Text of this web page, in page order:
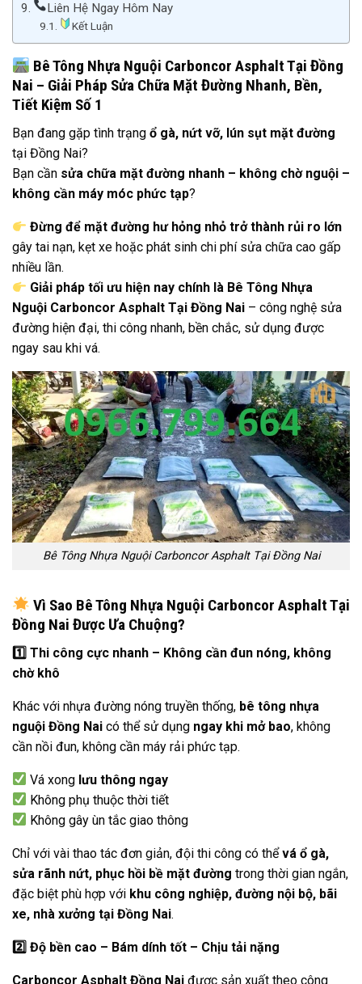
Liên Hệ Ngay Hôm Nay
Kết Luận
Bê Tông Nhựa Nguội Carboncor Asphalt Tại Đồng
Nai – Giải Pháp Sửa Chữa Mặt Đường Nhanh, Bền,
Tiết Kiệm Số 1
Bạn đang gặp tình trạng ổ gà, nứt vỡ, lún sụt mặt đường
tại Đồng Nai?
Bạn cần sửa chữa mặt đường nhanh – không chờ nguội –
không cần máy móc phức tạp?
Đừng để mặt đường hư hỏng nhỏ trở thành rủi ro lớn
gây tai nạn, kẹt xe hoặc phát sinh chi phí sửa chữa cao gấp
nhiều lần.
Giải pháp tối ưu hiện nay chính là Bê Tông Nhựa
Nguội Carboncor Asphalt Tại Đồng Nai – công nghệ sửa
đường hiện đại, thi công nhanh, bền chắc, sử dụng được
ngay sau khi vá.
Bê Tông Nhựa Nguội Carboncor Asphalt Tại Đồng Nai
Vì Sao Bê Tông Nhựa Nguội Carboncor Asphalt Tại
Đồng Nai Được Ưa Chuộng?
1️ Thi công cực nhanh – Không cần đun nóng, không
chờ khô
Khác với nhựa đường nóng truyền thống, bê tông nhựa
nguội Đồng Nai có thể sử dụng ngay khi mở bao, không
cần nồi đun, không cần máy rải phức tạp.
Vá xong lưu thông ngay
Không phụ thuộc thời tiết
Không gây ùn tắc giao thông
Chỉ với vài thao tác đơn giản, đội thi công có thểvá ổ gà,
sửa rãnh nứt, phục hồi bề mặt đường trong thời gian ngắn,
đặc biệt phù hợp với khu công nghiệp, đường nội bộ, bãi
xe, nhà xưởng tại Đồng Nai.
2️ Độ bền cao – Bám dính tốt – Chịu tải nặng
Carboncor Asphalt Đồng Nai được sản xuất theo công